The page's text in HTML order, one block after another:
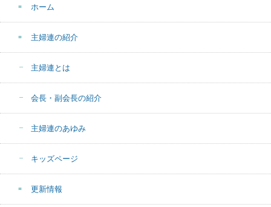
ホーム
主婦連の紹介
主婦連とは
会長・副会長の紹介
主婦連のあゆみ
キッズページ
更新情報